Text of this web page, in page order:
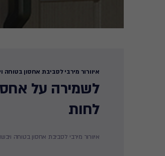
איוורור מירבי לסביבת אחסון בטוחה
לשמירה על
לחות ​
איוורור מירבי לסביבת אחסון בטוחה